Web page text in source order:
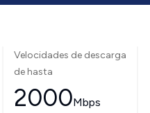
Velocidades de descarga
de hasta
2000Mbps